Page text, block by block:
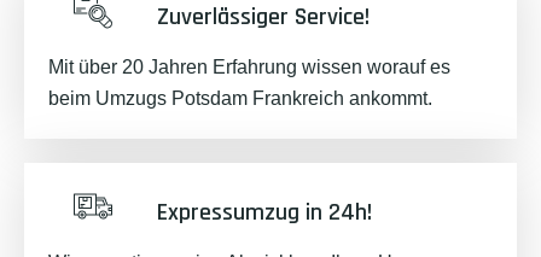
Zuverlässiger Service!
Mit über 20 Jahren Erfahrung wissen worauf es
beim Umzugs Potsdam Frankreich ankommt.
Expressumzug in 24h!